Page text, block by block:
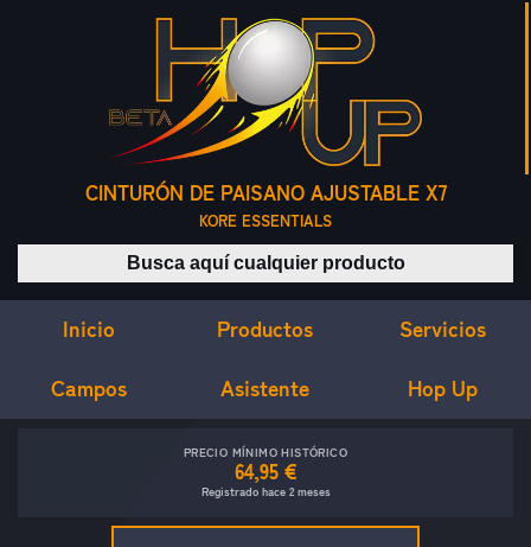
CINTURÓN DE PAISANO AJUSTABLE X7
KORE ESSENTIALS
Buscar productos
Inicio Productos Servicios
Campos Asistente Hop Up
PRECIO MÍNIMO HISTÓRICO
64,95 €
Registrado hace 2 meses